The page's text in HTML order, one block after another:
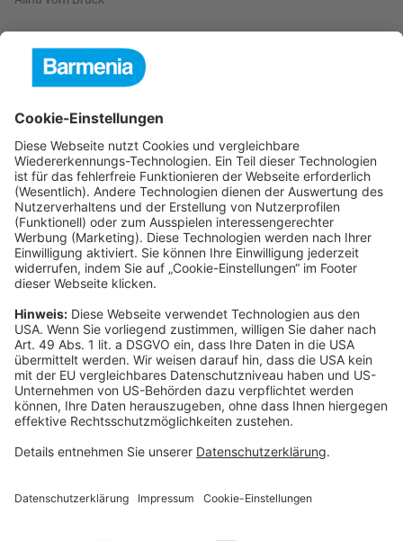
Aufsichtsrats-Vorsitzender: Dr. h. c. Josef Beutelmann
Rechtsform des Unternehmens: Versicherungsverein auf
Gegenseitigkeit
USt.-Identifikationsnummer: DE 121102508
----------------------------------------------------------------
Gothaer Lebensversicherung AG
Vorstand: Alina vom Bruck (Vorsitzende)
Thomas Bischof
Dr. Sylvia Eichelberg
Harald Epple
Dr. Andreas Eurich
Christian Ritz
Oliver Schoeller
Aufsichtsrats-Vorsitzender: Prof. Dr. Werner Görg
Rechtsform des Unternehmens: Aktiengesellschaft
Sitz: Köln; Amtsgericht Köln HRB 56769
USt.-Identifikationsnummer: DE 207591682